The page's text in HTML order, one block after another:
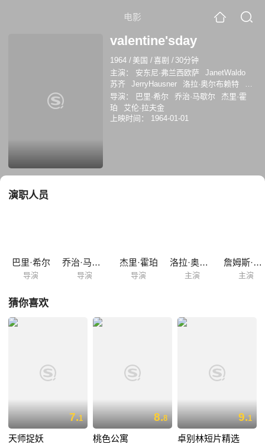
电影
valentine'sday
1964 / 美国 /喜剧 / 30分钟
主演：
安东尼·弗兰西欧萨
JanetWaldo
苏齐
JerryHausner 洛拉·奥尔布赖特
詹
姆斯·布洛林
玛琳·麦森
伊冯娜·克雷格
尼娜·弗彻
基南·怀恩
卡
黛安娜·麦克贝恩 马尔洛·托马斯
导演： 巴里·希尔 乔治·马歇尔
杰里·霍
珀
艾伦·拉夫金
上映时间：
1964-01-01
演职人员
巴里·希尔
导演
乔治·马歇尔
导演
杰里·霍珀
导演
洛拉·奥尔布赖特
主演
詹姆斯·布洛林
主演
猜你喜欢
7.1
天师捉妖
8.8
桃色公寓
9.1
卓别林短片精选